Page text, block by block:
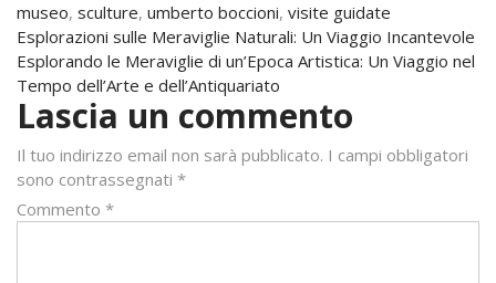
museo, sculture, umberto boccioni, visite guidate
Navigazione
articoli
Esplorazioni sulle Meraviglie Naturali: Un Viaggio Incantevole
Esplorando le Meraviglie di un’Epoca Artistica: Un Viaggio nel
Tempo dell’Arte e dell’Antiquariato
Lascia un commento
Il tuo indirizzo email non sarà pubblicato. I campi obbligatori
sono contrassegnati *
Commento *